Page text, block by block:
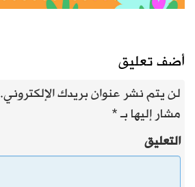
أضف تعليق
لن يتم نشر عنوان بريدك الإلكتروني.
مشار إليها بـ*
التعليق